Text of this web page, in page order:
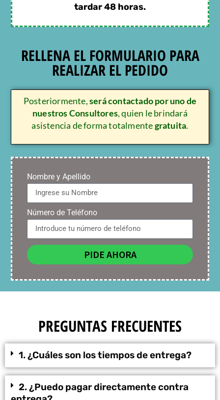
tardar 48 horas.
RELLENA EL FORMULARIO PARA
REALIZAR EL PEDIDO
Posteriormente,será contactado por uno de
nuestros Consultores, quien le brindará
asistencia de forma totalmentegratuita.
Nombre y Apellido
Número de Teléfono
PIDE AHORA
PREGUNTAS FRECUENTES
1. ¿Cuáles son los tiempos de entrega?
2. ¿Puedo pagar directamente contra